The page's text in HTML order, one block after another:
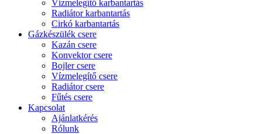
Vízmelegítő karbantartás
Radiátor karbantartás
Cirkó karbantartás
Gázkészülék csere
Kazán csere
Konvektor csere
Bojler csere
Vízmelegítő csere
Radiátor csere
Fűtés csere
Kapcsolat
Ajánlatkérés
Rólunk